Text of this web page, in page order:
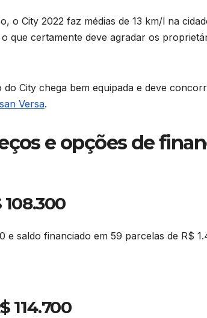
o City 2022 faz médias de 13 km/l na
que certamente deve agradar os
City chega bem equipada e deve
Versa.
e opções de
108.300
e saldo financiado em 59 parcelas de R$
114.700